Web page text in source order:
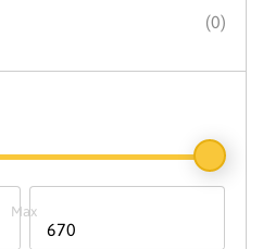
(0)